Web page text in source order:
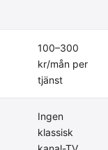
100–300
kr/mån per
tjänst
Ingen
klassisk